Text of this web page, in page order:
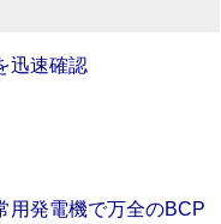
迅速確認
用発電機で万全のBCP